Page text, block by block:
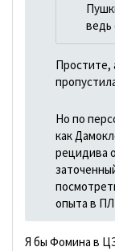
ведь
Простите,
Но по
как
рецидива
опыта в
Я бы Фомина в